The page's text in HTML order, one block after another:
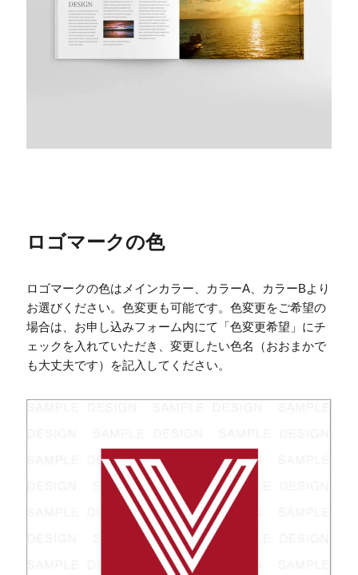
ロゴマークの色
ロゴマークの色はメインカラー、カラーA、カラーBより
お選びください。色変更も可能です。色変更をご希望の
場合は、お申し込みフォーム内にて「色変更希望」にチ
ェックを入れていただき、変更したい色名（おおまかで
も大丈夫です）を記入してください。